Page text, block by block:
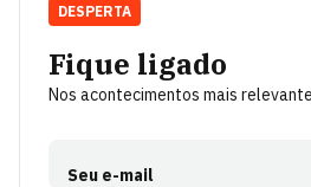
Fique ligado
Nos acontecimentos mais
Seu e-mail
DESPERTA